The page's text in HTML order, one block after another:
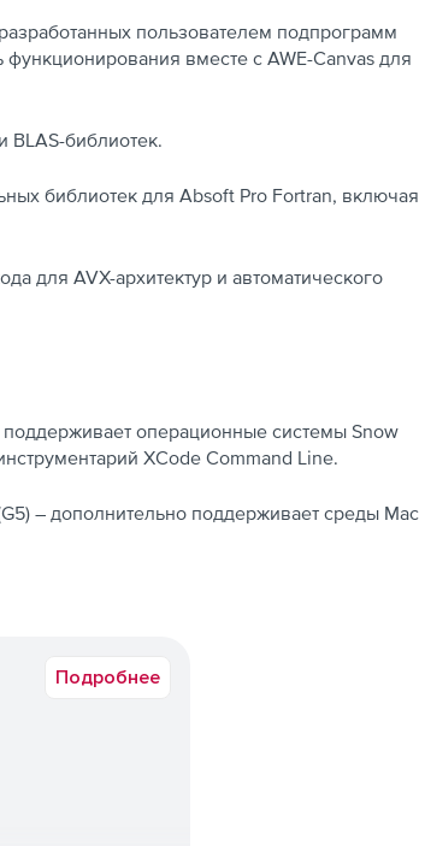
пользователем подпрограмм
вместе с AWE-Canvas для
BLAS-библиотек.
библиотек для Absoft Pro Fortran, включая
для AVX-архитектур и автоматического
операционные системы Snow
XCode Command Line.
– дополнительно поддерживает среды Mac
Подробнее